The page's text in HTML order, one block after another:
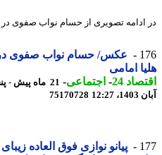
تصویری از حسام نواب صفوی در کنار
عکس/ حسام نواب صفوی در
امامی
24
-اجتماعی-
75170728
پیانو نوازی فوق العاده زیبای